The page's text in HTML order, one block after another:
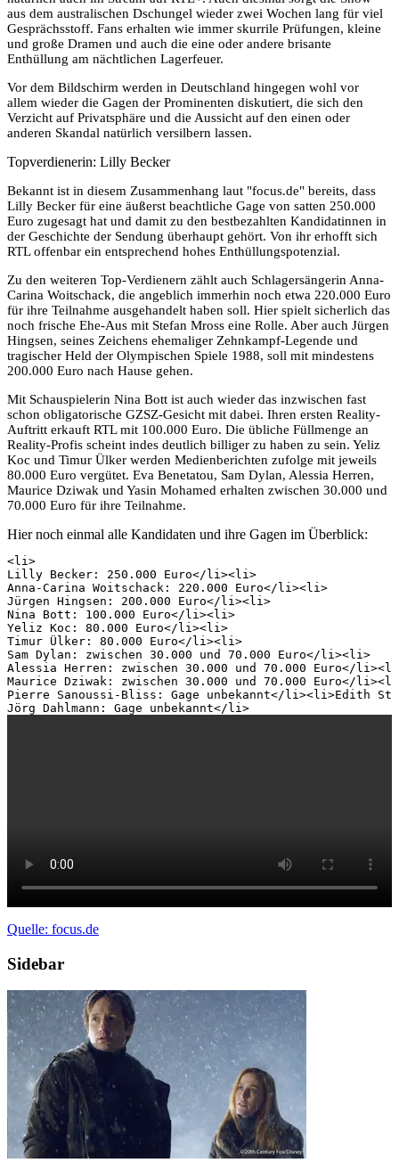
aus dem australischen Dschungel wieder zwei Wochen lang für viel
Gesprächsstoff. Fans erhalten wie immer skurrile Prüfungen, kleine
und große Dramen und auch die eine oder andere brisante
Enthüllung am nächtlichen Lagerfeuer.
Vor dem Bildschirm werden in Deutschland hingegen wohl vor
allem wieder die Gagen der Prominenten diskutiert, die sich den
Verzicht auf Privatsphäre und die Aussicht auf den einen oder
anderen Skandal natürlich versilbern lassen.
Topverdienerin: Lilly Becker
Bekannt ist in diesem Zusammenhang laut "focus.de" bereits, dass
Lilly Becker für eine äußerst beachtliche Gage von satten 250.000
Euro zugesagt hat und damit zu den bestbezahlten Kandidatinnen in
der Geschichte der Sendung überhaupt gehört. Von ihr erhofft sich
RTL offenbar ein entsprechend hohes Enthüllungspotenzial.
Zu den weiteren Top-Verdienern zählt auch Schlagersängerin Anna-
Carina Woitschack, die angeblich immerhin noch etwa 220.000 Euro
für ihre Teilnahme ausgehandelt haben soll. Hier spielt sicherlich das
noch frische Ehe-Aus mit Stefan Mross eine Rolle. Aber auch Jürgen
Hingsen, seines Zeichens ehemaliger Zehnkampf-Legende und
tragischer Held der Olympischen Spiele 1988, soll mit mindestens
200.000 Euro nach Hause gehen.
Mit Schauspielerin Nina Bott ist auch wieder das inzwischen fast
schon obligatorische GZSZ-Gesicht mit dabei. Ihren ersten Reality-
Auftritt erkauft RTL mit 100.000 Euro. Die übliche Füllmenge an
Reality-Profis scheint indes deutlich billiger zu haben zu sein. Yeliz
Koc und Timur Ülker werden Medienberichten zufolge mit jeweils
80.000 Euro vergütet. Eva Benetatou, Sam Dylan, Alessia Herren,
Maurice Dziwak und Yasin Mohamed erhalten zwischen 30.000 und
70.000 Euro für ihre Teilnahme.
Hier noch einmal alle Kandidaten und ihre Gagen im Überblick:
<li>
Lilly Becker: 250.000 Euro</li><li>
Anna-Carina Woitschack: 220.000 Euro</li><li>
Jürgen Hingsen: 200.000 Euro</li><li>
Nina Bott: 100.000 Euro</li><li>
Yeliz Koc: 80.000 Euro</li><li>
Timur Ülker: 80.000 Euro</li><li>
Sam Dylan: zwischen 30.000 und 70.000 Euro</li><li>
Alessia Herren: zwischen 30.000 und 70.000 Euro</
Maurice Dziwak: zwischen 30.000 und 70.000 Euro</
Pierre Sanoussi-Bliss: Gage unbekannt</li><li>Edith
Jörg Dahlmann: Gage unbekannt</li>
Quelle: focus.de
Sidebar